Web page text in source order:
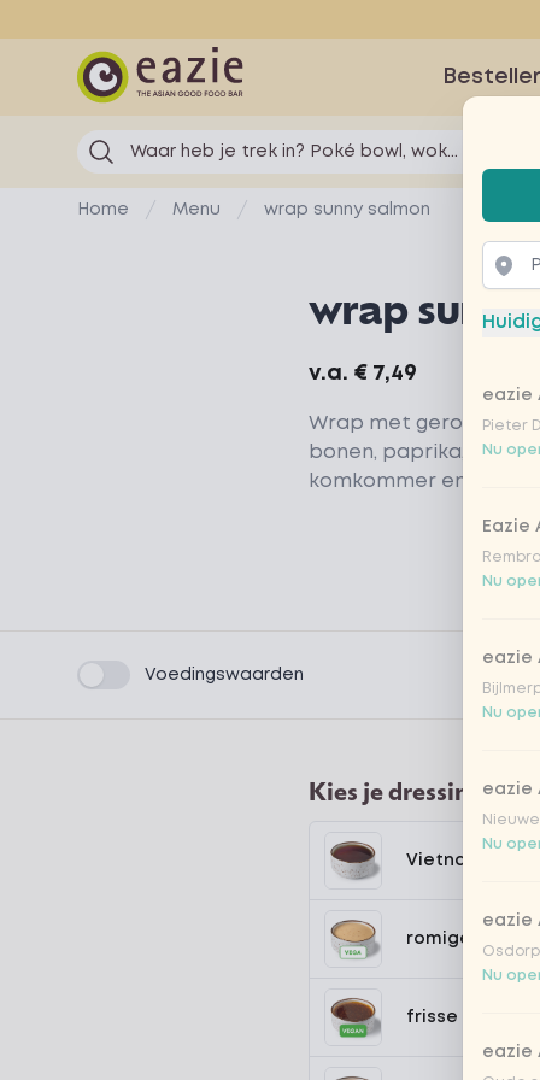
Eazie
Waar heb je trek in? Poké bowl, wok...
Home Menu wrap sunny salmon
wrap sunny
Product information
v.a. € 7,49
Wrap met gerookte
bonen, paprika, sla,
komkommer en rode ui.
Product filters
Voedingswaarden
Kies je dressing
Vietnamese
romige
frisse
eazie
Pieter
Nu
Eazie
Nu
eazie
Nu
eazie
Nu
eazie
Nu
eazie